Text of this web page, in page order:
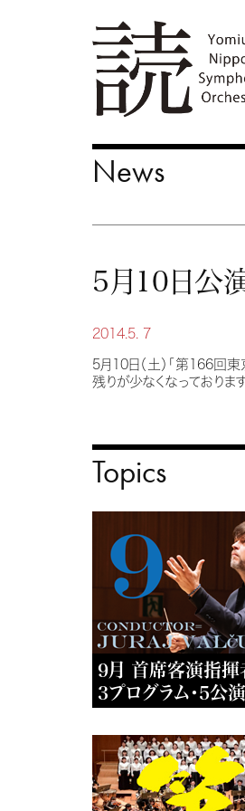
News
5月10日公
2014.5. 7
5月10日（土）「第166回
残りが少なくなっておりま
Topics
9月 首席客演指揮
3プログラム・5公